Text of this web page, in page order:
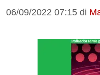
06/09/2022 07:15 di